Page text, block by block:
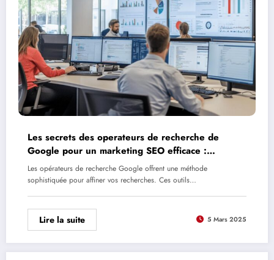
Les secrets des operateurs de recherche de
Google pour un marketing SEO efficace :
Decouvrez les failles structurelles de votre site
Les opérateurs de recherche Google offrent une méthode
sophistiquée pour affiner vos recherches. Ces outils…
Lire la suite 5 Mars 2025